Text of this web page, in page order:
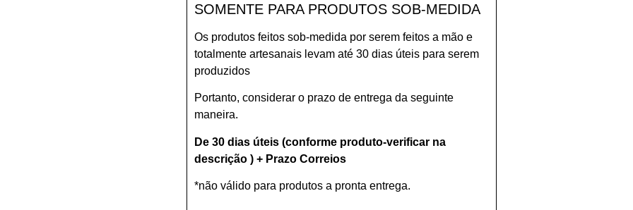
SOMENTE PARA PRODUTOS SOB-MEDIDA
Os produtos feitos sob-medida por serem feitos a mão e
totalmente artesanais levam até 30 dias úteis para serem
produzidos
Portanto, considerar o prazo de entrega da seguinte
maneira.
De 30 dias úteis (conforme produto-verificar na
descrição ) + Prazo Correios
*não válido para produtos a pronta entrega.